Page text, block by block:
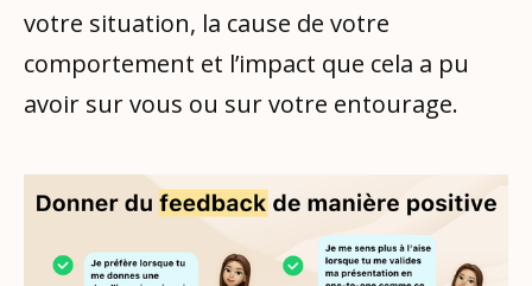
votre situation, la cause de votre
comportement et l’impact que cela a pu
avoir sur vous ou sur votre entourage.